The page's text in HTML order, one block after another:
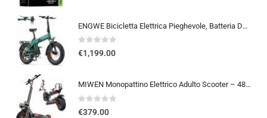
ENGWE Bicicletta Elettrica Pieghevole, Batteria Da 48 V 13,5Ah Con Autonomia Fino A 120km, Sensore Di Coppia Con Freni Idraul
0out of 5
€1,199.00
MIWEN Monopattino Elettrico Adulto Scooter – 48V 18Ah 45-55KM di Autonomia monopattino elettrico adulti 11/10.5 Pollici mo…
0out of 5
€379.00